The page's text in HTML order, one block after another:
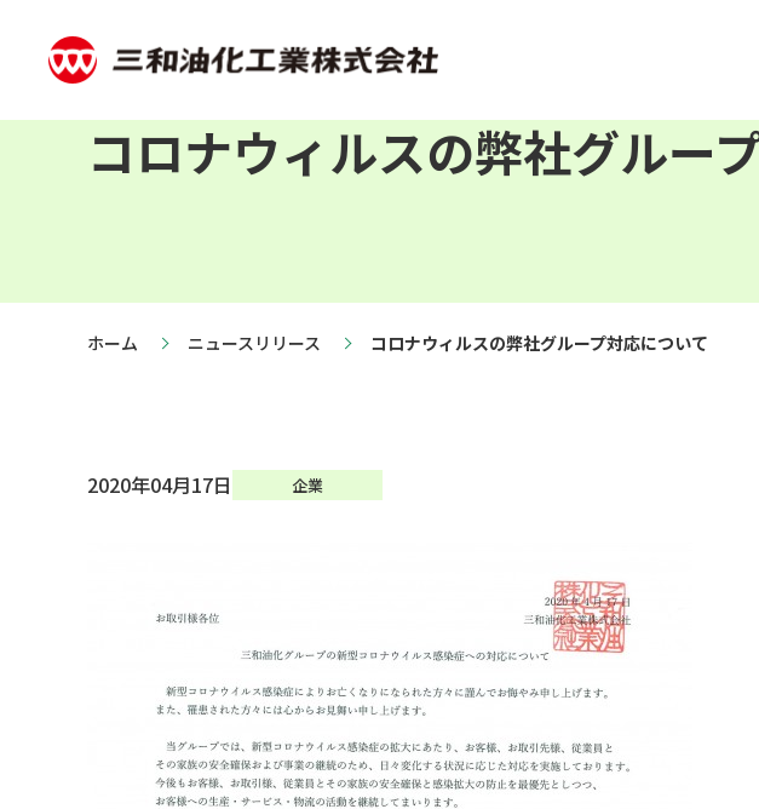
コロナウィルスの弊社グルー
ホーム ニュースリリース コロナウィルスの弊社グループ対応について
2020年04月17日 企業